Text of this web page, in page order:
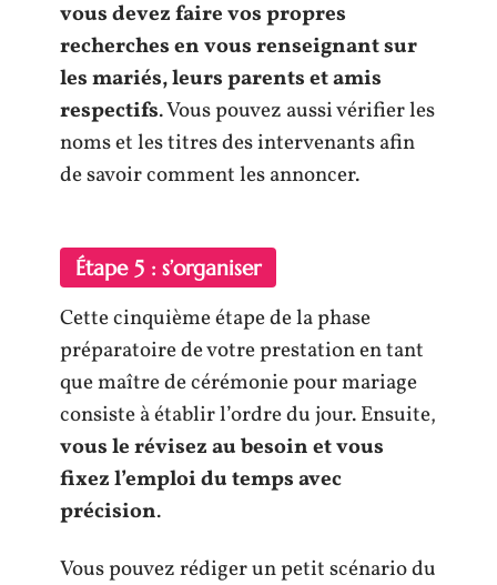
vous devez faire vos propres
recherches en vous renseignant sur
les mariés, leurs parents et amis
respectifs. Vous pouvez aussi vérifier les
noms et les titres des intervenants afin
de savoir comment les annoncer.
Étape 5 : s’organiser
Cette cinquième étape de la phase
préparatoire de votre prestation en tant
que maître de cérémonie pour mariage
consiste à établir l’ordre du jour. Ensuite,
vous le révisez au besoin et vous
fixez l’emploi du temps avec
précision.
Vous pouvez rédiger un petit scénario du